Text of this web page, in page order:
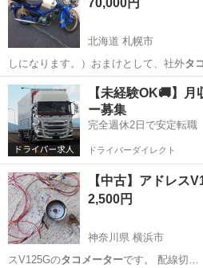
70,000円
北海道 札幌市
しになります。）おまけとして、社外タ
のでお付けします。…
北海道 札幌市 ホンダ
【未経験OK🚚】
ー募集
完全週休2日で安定転職
ドライバーダイレクト
【中古】アドレス
2,500円
神奈川県 横浜市
スV125Gのタコメーターです。 配線